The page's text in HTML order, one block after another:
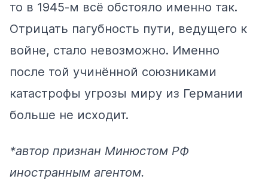
то в 1945-м всё обстояло именно так.
Отрицать пагубность пути, ведущего к
войне, стало невозможно. Именно
после той учинённой союзниками
катастрофы угрозы миру из Германии
больше не исходит.
*автор признан Минюстом РФ
иностранным агентом.